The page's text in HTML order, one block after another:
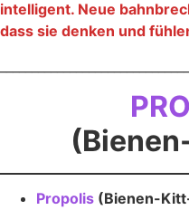
intelligent. Neue
dass sie denken und
Propolis (Bienen-